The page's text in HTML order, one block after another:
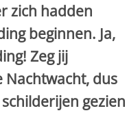
zich hadden
beginnen. Ja,
Zeg jij
Nachtwacht, dus
gezien